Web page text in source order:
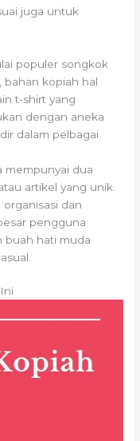
juga untuk
populer songkok
bahan kopiah hal
t-shirt yang
dengan aneka
dalam pelbagai
mempunyai dua
artikel yang unik.
organisasi dan
pengguna
buah hati muda